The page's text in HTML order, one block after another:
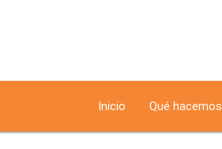
Inicio Qué hacemos